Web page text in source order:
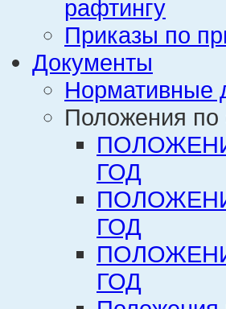
рафтингу
Приказы по
Документы
Нормативные
Положения по
ГОД
ГОД
ГОД